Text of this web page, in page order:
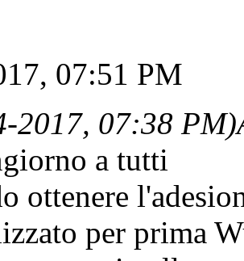
07:51 PM
2017, 07:38 PM)
a tutti
ottenere
per prima